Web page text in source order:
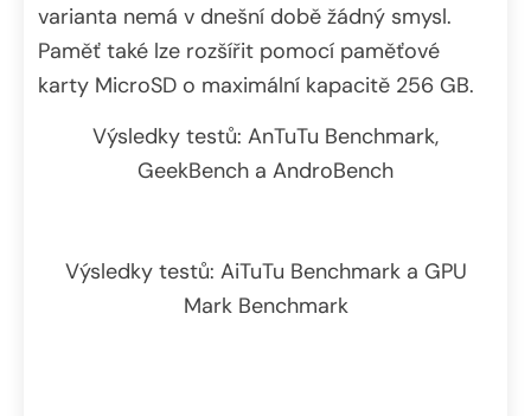
varianta nemá v dnešní době žádný smysl.
Paměť také lze rozšířit pomocí paměťové
karty MicroSD o maximální kapacitě 256 GB.
Výsledky testů: AnTuTu Benchmark,
GeekBench a AndroBench
Výsledky testů: AiTuTu Benchmark a GPU
Mark Benchmark